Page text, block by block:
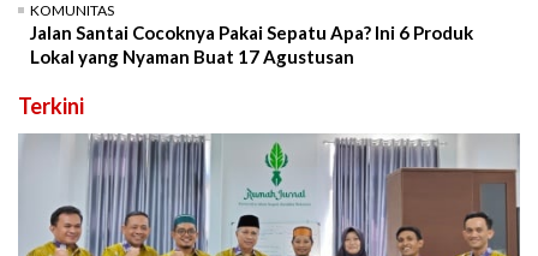
KOMUNITAS
Jalan Santai Cocoknya Pakai Sepatu Apa? Ini 6 Produk
Lokal yang Nyaman Buat 17 Agustusan
Terkini